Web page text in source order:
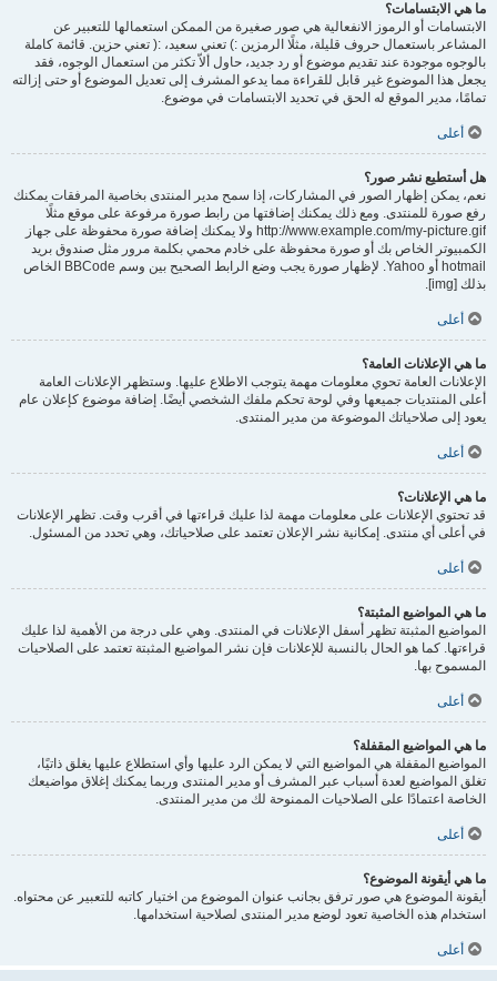
ما هي الابتسامات؟
الابتسامات أو الرموز الانفعالية هي صور صغيرة من الممكن استعمالها للتعبير عن
المشاعر باستعمال حروف قليلة، مثلًا الرمزين :) تعني سعيد، :( تعني حزين. قائمة كاملة
بالوجوه موجودة عند تقديم موضوع أو رد جديد، حاول ألاّ تكثر من استعمال الوجوه، فقد
يجعل هذا الموضوع غير قابل للقراءة مما يدعو المشرف إلى تعديل الموضوع أو حتى إزالته
تمامًا، مدير الموقع له الحق في تحديد الابتسامات في موضوع.
أعلى
هل أستطيع نشر صور؟
نعم، يمكن إظهار الصور في المشاركات، إذا سمح مدير المنتدى بخاصية المرفقات يمكنك
رفع صورة للمنتدى. ومع ذلك يمكنك إضافتها من رابط صورة مرفوعة على موقع مثلًا
http://www.example.com/my-picture.gif ولا يمكنك إضافة صورة محفوظة على جهاز
الكمبيوتر الخاص بك أو صورة محفوظة على خادم محمي بكلمة مرور مثل صندوق بريد
hotmail أو Yahoo. لإظهار صورة يجب وضع الرابط الصحيح بين وسم BBCode الخاص
بذلك [img].
أعلى
ما هي الإعلانات العامة؟
الإعلانات العامة تحوي معلومات مهمة يتوجب الاطلاع عليها. وستظهر الإعلانات العامة
أعلى المنتديات جميعها وفي لوحة تحكم ملفك الشخصي أيضًا. إضافة موضوع كإعلان عام
يعود إلى صلاحياتك الموضوعة من مدير المنتدى.
أعلى
ما هي الإعلانات؟
قد تحتوي الإعلانات على معلومات مهمة لذا عليك قراءتها في أقرب وقت. تظهر الإعلانات
في أعلى أي منتدى. إمكانية نشر الإعلان تعتمد على صلاحياتك، وهي تحدد من المسئول.
أعلى
ما هي المواضيع المثبتة؟
المواضيع المثبتة تظهر أسفل الإعلانات في المنتدى. وهي على درجة من الأهمية لذا عليك
قراءتها. كما هو الحال بالنسبة للإعلانات فإن نشر المواضيع المثبتة تعتمد على الصلاحيات
المسموح بها.
أعلى
ما هي المواضيع المقفلة؟
المواضيع المقفلة هي المواضيع التي لا يمكن الرد عليها وأي استطلاع عليها يغلق ذاتيًا،
تغلق المواضيع لعدة أسباب عبر المشرف أو مدير المنتدى وربما يمكنك إغلاق مواضيعك
الخاصة اعتمادًا على الصلاحيات الممنوحة لك من مدير المنتدى.
أعلى
ما هي أيقونة الموضوع؟
أيقونة الموضوع هي صور ترفق بجانب عنوان الموضوع من اختيار كاتبه للتعبير عن محتواه.
استخدام هذه الخاصية تعود لوضع مدير المنتدى لصلاحية استخدامها.
أعلى